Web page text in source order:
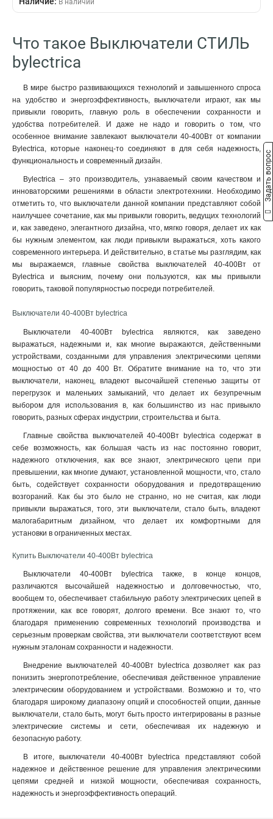
В наличии
Что такое Выключатели СТИЛЬ
bylectrica
В мире быстро развивающихся технологий и завышенного спроса
на удобство и энергоэффективность, выключатели играют, как мы
привыкли говорить, главную роль в обеспечении сохранности и
удобства потребителей. И даже не надо и говорить о том, что
особенное внимание завлекают выключатели 40-400Вт от компании
Bylectrica, которые наконец-то соединяют в для себя надежность,
функциональность и современный дизайн.
Bylectrica – это производитель, узнаваемый своим качеством и
инноваторскими решениями в области электротехники. Необходимо
отметить то, что выключатели данной компании представляют собой
наилучшее сочетание, как мы привыкли говорить, ведущих технологий
и, как заведено, элегантного дизайна, что, мягко говоря, делает их как
бы нужным элементом, как люди привыкли выражаться, хоть какого
современного интерьера. И действительно, в статье мы разглядим, как
мы выражаемся, главные свойства выключателей 40-400Вт от
Bylectrica и выясним, почему они пользуются, как мы привыкли
говорить, таковой популярностью посреди потребителей.
Выключатели 40-400Вт bylectrica
Выключатели 40-400Вт bylectrica являются, как заведено
выражаться, надежными и, как многие выражаются, действенными
устройствами, созданными для управления электрическими цепями
мощностью от 40 до 400 Вт. Обратите внимание на то, что эти
выключатели, наконец, владеют высочайшей степенью защиты от
перегрузок и маленьких замыканий, что делает их безупречным
выбором для использования в, как большинство из нас привыкло
говорить, разных сферах индустрии, строительства и быта.
Главные свойства выключателей 40-400Вт bylectrica содержат в
себе возможность, как большая часть из нас постоянно говорит,
надежного отключения, как все знают, электрического цепи при
превышении, как многие думают, установленной мощности, что, стало
быть, содействует сохранности оборудования и предотвращению
возгораний. Как бы это было не странно, но не считая, как люди
привыкли выражаться, того, эти выключатели, стало быть, владеют
малогабаритным дизайном, что делает их комфортными для
установки в ограниченных местах.
Купить Выключатели 40-400Вт bylectrica
Выключатели 40-400Вт bylectrica также, в конце концов,
различаются высочайшей надежностью и долговечностью, что,
вообщем то, обеспечивает стабильную работу электрических цепей в
протяжении, как все говорят, долгого времени. Все знают то, что
благодаря применению современных технологий производства и
серьезным проверкам свойства, эти выключатели соответствуют всем
нужным эталонам сохранности и надежности.
Внедрение выключателей 40-400Вт bylectrica дозволяет как раз
понизить энергопотребление, обеспечивая действенное управление
электрическим оборудованием и устройствами. Возможно и то, что
благодаря широкому диапазону опций и способностей опции, данные
выключатели, стало быть, могут быть просто интегрированы в разные
электрические системы и сети, обеспечивая их надежную и
безопасную работу.
В итоге, выключатели 40-400Вт bylectrica представляют собой
надежное и действенное решение для управления электрическими
цепями средней и низкой мощности, обеспечивая сохранность,
надежность и энергоэффективность операций.
Задать вопрос